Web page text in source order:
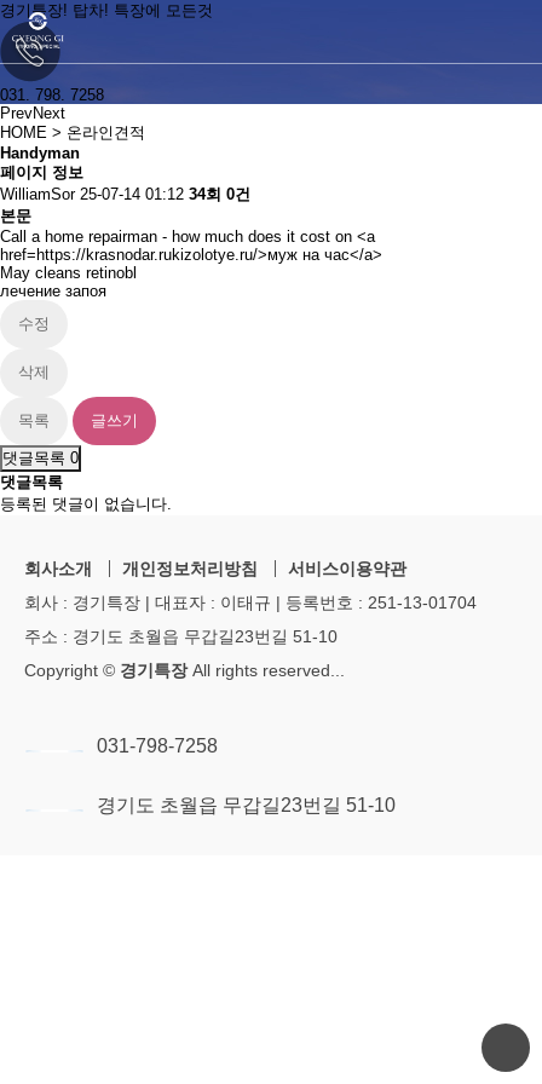
경기특장! 탑차! 특장에 모든것
031. 798. 7258
경기특장! 탑차! 특장에 모든것
031. 798. 7258
PrevNext
HOME > 온라인견적
Handyman
페이지 정보
WilliamSor 25-07-14 01:12 34회 0건
본문
Call a home repairman - how much does it cost on <a
href=https://krasnodar.rukizolotye.ru/>муж на час</a>
May cleans retinobl
лечение запоя
수정
삭제
목록 글쓰기
댓글목록 0
댓글목록
등록된 댓글이 없습니다.
회사소개 개인정보처리방침
서비스이용약관
회사 : 경기특장 | 대표자 : 이태규 | 등록번호 : 251-13-01704
주소 : 경기도 초월읍 무갑길23번길 51-10
Copyright © 경기특장All rights reserved
031-798-7258
경기도 초월읍 무갑길23번길 51-10